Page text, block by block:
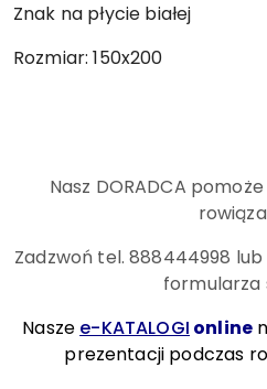
Znak na płycie białej
Rozmiar: 150x200
Nasz DORADCA
Zadzwoń tel. 888444998
formularza
Nasze e-KATALOGI online
prezentacji podczas